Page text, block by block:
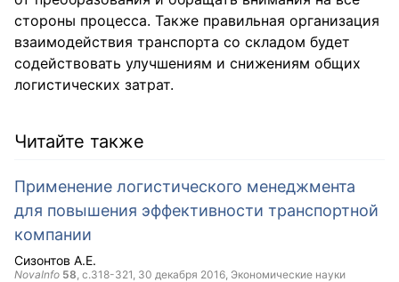
стороны процесса. Также правильная организация
взаимодействия транспорта со складом будет
содействовать улучшениям и снижениям общих
логистических затрат.
Читайте также
Применение логистического менеджмента
для повышения эффективности транспортной
компании
Сизонтов А.Е.
NovaInfo 58, с.318-321, 30 декабря 2016, Экономические науки